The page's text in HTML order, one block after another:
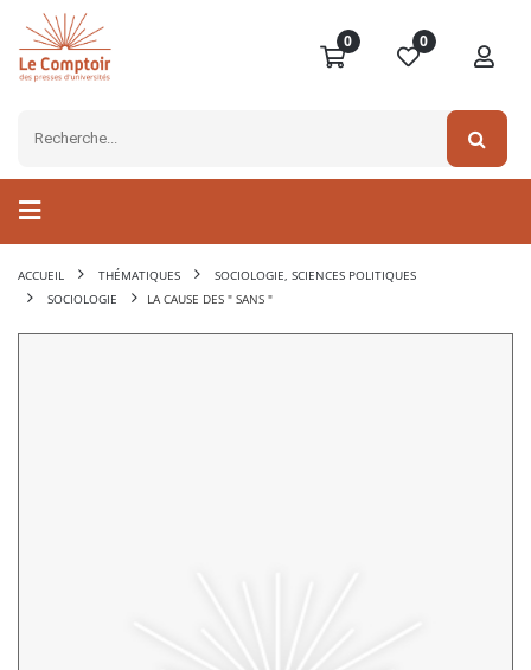
0 0
ACCUEIL THÉMATIQUES
SOCIOLOGIE, SCIENCES POLITIQUES
SOCIOLOGIE
LA CAUSE DES " SANS "